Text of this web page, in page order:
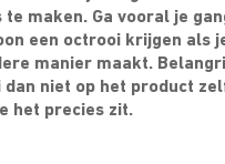
maken. Ga vooral je
een octrooi krijgen als
manier maakt.
niet op het product
het precies zit.